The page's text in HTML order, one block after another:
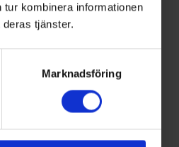
kombinera informationen
tjänster.
Marknadsföring